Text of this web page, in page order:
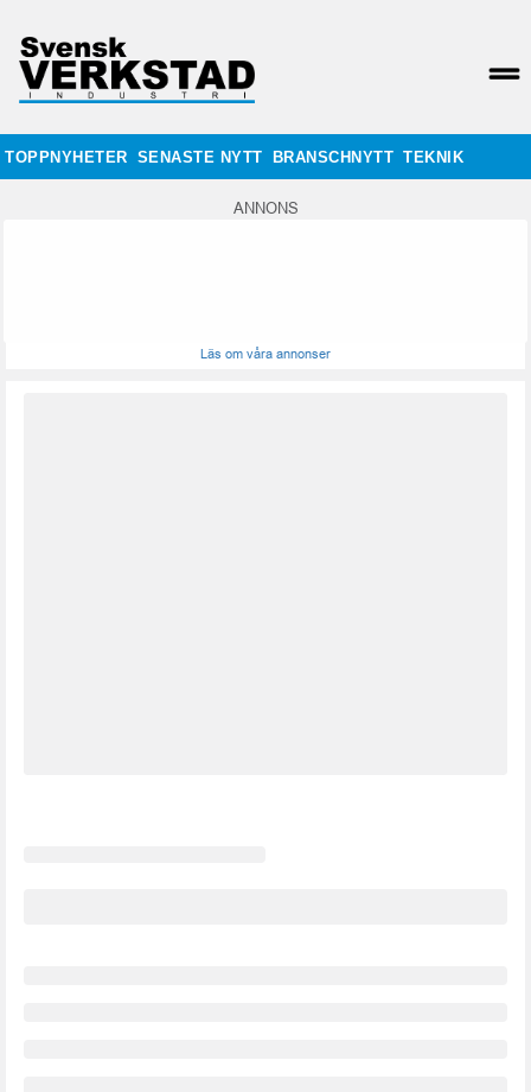
TOPPNYHETER SENASTE NYTT BRANSCHNYTT TEKNIK
ANNONS
Läs om våra annonser